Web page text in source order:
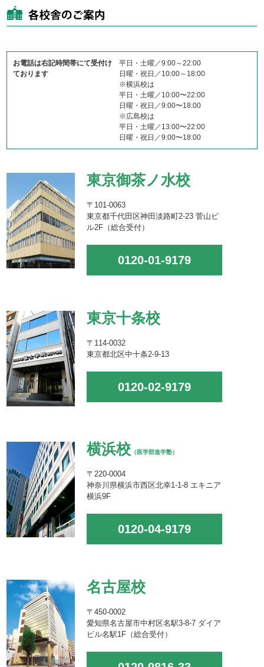
お電話は右記時間帯にて受付け
ております
平日・土曜／9:00～22:00
日曜・祝日／10:00～18:00
※横浜校は
平日・土曜／10:00〜22:00
日曜・祝日／9:00〜18:00
※広島校は
平日・土曜／13:00〜22:00
日曜・祝日／9:00〜18:00
東京御茶ノ水校
〒101-0063
東京都千代田区神田淡路町2-23 菅山ビ
ル2F（総合受付）
0120-01-9179
東京十条校
〒114-0032
東京都北区中十条2-9-13
0120-02-9179
横浜校 （医学部進学塾）
〒220-0004
神奈川県横浜市西区北幸1-1-8 エキニア
横浜9F
0120-04-9179
名古屋校
〒450-0002
愛知県名古屋市中村区名駅3-8-7 ダイア
ビル名駅1F（総合受付）